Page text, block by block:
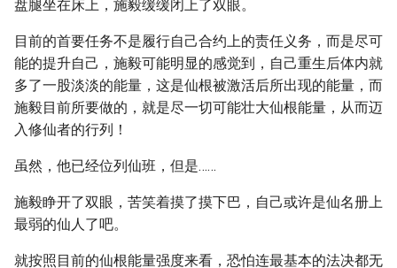
盘腿坐在床上，施毅缓缓闭上了双眼。
目前的首要任务不是履行自己合约上的责任义务，而是尽可
能的提升自己，施毅可能明显的感觉到，自己重生后体内就
多了一股淡淡的能量，这是仙根被激活后所出现的能量，而
施毅目前所要做的，就是尽一切可能壮大仙根能量，从而迈
入修仙者的行列！
虽然，他已经位列仙班，但是……
施毅睁开了双眼，苦笑着摸了摸下巴，自己或许是仙名册上
最弱的仙人了吧。
就按照目前的仙根能量强度来看，恐怕连最基本的法决都无